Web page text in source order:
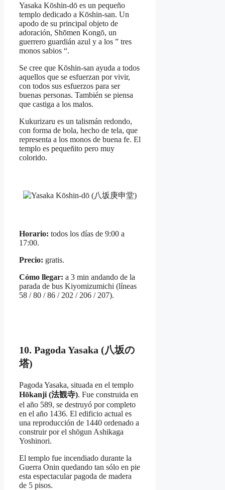
Yasaka Kōshin-dō es un pequeño
templo dedicado a Kōshin-san. Un
apodo de su principal objeto de
adoración, Shōmen Kongō, un
guerrero guardián azul y a los ” tres
monos sabios “.
Se cree que Kōshin-san ayuda a todos
aquellos que se esfuerzan por vivir,
con todos sus esfuerzos para ser
buenas personas. También se piensa
que castiga a los malos.
Kukurizaru es un talismán redondo,
con forma de bola, hecho de tela, que
representa a los monos de buena fe. El
templo es pequeñito pero muy
colorido.
Horario: todos los días de 9:00 a
17:00.
Precio: gratis.
Cómo llegar: a 3 min andando de la
parada de bus Kiyomizumichi (líneas
58 / 80 / 86 / 202 / 206 / 207).
10. Pagoda Yasaka (八坂の
塔)
Pagoda Yasaka, situada en el templo
Hōkanji (法観寺). Fue construida en
el año 589, se destruyó por completo
en el año 1436. El edificio actual es
una reproducción de 1440 ordenado a
construir por el shōgun Ashikaga
Yoshinori.
El templo fue incendiado durante la
Guerra Onin quedando tan sólo en pie
esta espectacular pagoda de madera
de 5 pisos.